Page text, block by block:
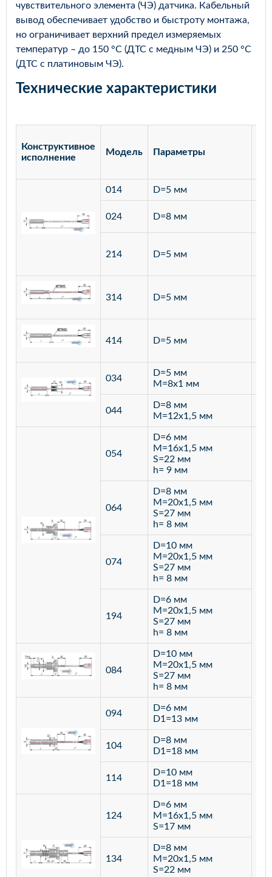
чувствительного элемента (ЧЭ) датчика. Кабельный
вывод обеспечивает удобство и быстроту монтажа,
но ограничивает верхний предел измеряемых
температур – до 150 °С (ДТС с медным ЧЭ) и 250 °С
(ДТС с платиновым ЧЭ).
Технические характеристики
Конструктивное
исполнение
Модель Параметры
014 D=5 мм
024 D=8 мм
214 D=5 мм
314 D=5 мм
414 D=5 мм
034
D=5 мм
M=8х1 мм
044
D=8 мм
M=12х1,5 мм
054
D=6 мм
M=16х1,5 мм
S=22 мм
h= 9 мм
064
D=8 мм
M=20х1,5 мм
S=27 мм
h= 8 мм
074
D=10 мм
M=20х1,5 мм
S=27 мм
h= 8 мм
194
D=6 мм
M=20х1,5 мм
S=27 мм
h= 8 мм
084
D=10 мм
M=20х1,5 мм
S=27 мм
h= 8 мм
094
D=6 мм
D1=13 мм
104
D=8 мм
D1=18 мм
114
D=10 мм
D1=18 мм
124
D=6 мм
M=16х1,5 мм
S=17 мм
134
D=8 мм
M=20х1,5 мм
S=22 мм